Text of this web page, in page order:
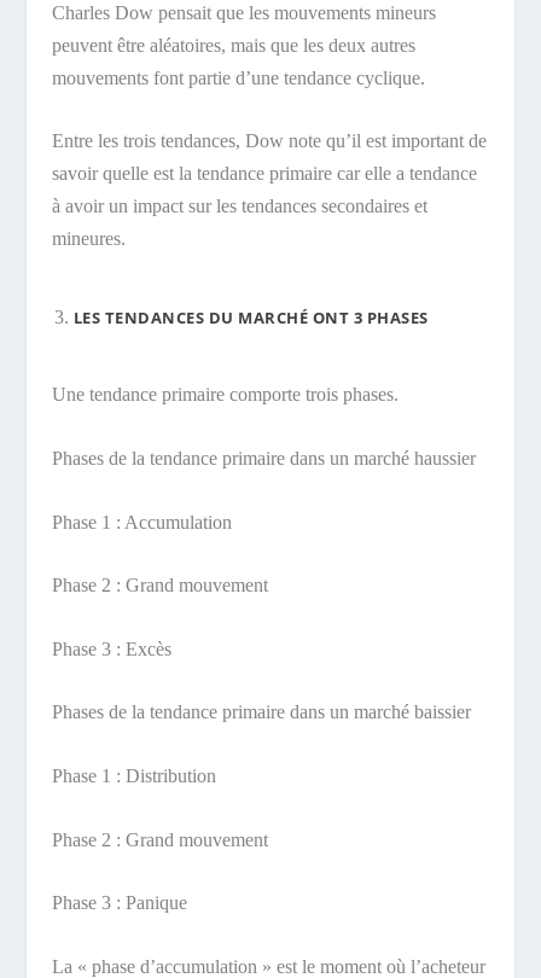
Charles Dow pensait que les mouvements mineurs
peuvent être aléatoires, mais que les deux autres
mouvements font partie d’une tendance cyclique.
Entre les trois tendances, Dow note qu’il est important de
savoir quelle est la tendance primaire car elle a tendance
à avoir un impact sur les tendances secondaires et
mineures.
LES TENDANCES DU MARCHÉ ONT 3 PHASES
Une tendance primaire comporte trois phases.
Phases de la tendance primaire dans un marché haussier
Phase 1 : Accumulation
Phase 2 : Grand mouvement
Phase 3 : Excès
Phases de la tendance primaire dans un marché baissier
Phase 1 : Distribution
Phase 2 : Grand mouvement
Phase 3 : Panique
La « phase d’accumulation » est le moment où l’acheteur